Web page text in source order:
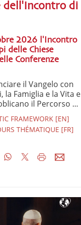
dell'Incontro di
2026 l'Incontro
delle Chiese
Conferenze
il Vangelo con
la Famiglia e la Vita e
il Percorso ...
FRAMEWORK [EN]
THÉMATIQUE [FR]